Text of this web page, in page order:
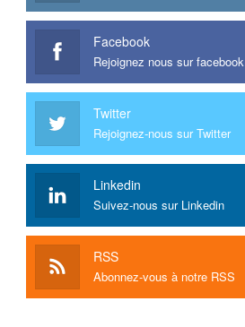
Facebook
Rejoignez nous sur facebook
Twitter
Rejoignez-nous sur Twitter
Linkedin
Suivez-nous sur Linkedin
RSS
Abonnez-vous à notre RSS